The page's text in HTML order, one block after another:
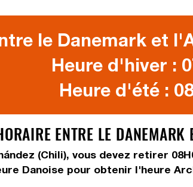
le Danemark et
Heure d'hiver :
Heure d'été :
ENTRE LE
(Chili), vous devez retirer
Danoise pour obtenir l'heure